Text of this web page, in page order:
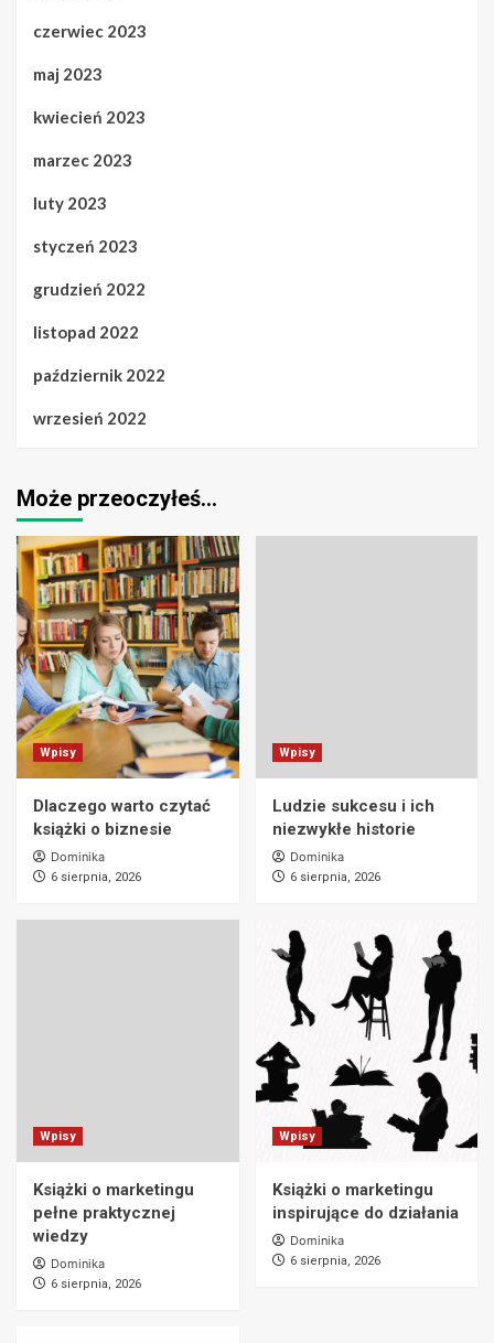
czerwiec 2023
maj 2023
kwiecień 2023
marzec 2023
luty 2023
styczeń 2023
grudzień 2022
listopad 2022
październik 2022
wrzesień 2022
Może przeoczyłeś…
Wpisy
Dlaczego warto czytać
książki o biznesie
Dominika
6 sierpnia, 2026
Wpisy
Ludzie sukcesu i ich
niezwykłe historie
Dominika
6 sierpnia, 2026
Wpisy
Książki o marketingu
pełne praktycznej
wiedzy
Dominika
6 sierpnia, 2026
Wpisy
Książki o marketingu
inspirujące do działania
Dominika
6 sierpnia, 2026